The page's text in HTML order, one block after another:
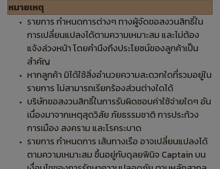
หมายเหตุ
รายการ กำหนดการต่างๆ ทางผู้จัดขอสงวนสิทธิ์ใน
การเปลี่ยนแปลงได้ตามความเหมาะสม และไม่ต้อง
แจ้งล่วงหน้า โดยคำนึงถึงประโยชน์ของลูกค้าเป็น
สำคัญ
หากลูกค้า มิได้ใช้สิ่งอำนวยความสะดวกใดที่รวมอยู่ใน
รายการ ไม่สามารถเรียกร้องส่วนต่างใดได้
บริษัทขอสงวนสิทธิ์ในการรับผิดชอบค่าใช้จ่ายใดๆ อัน
เนื่องมาจากเหตุสุดวิสัย ภัยธรรมชาติ การประท้วง
การเมือง สงคราม และโรคระบาด
รายการ กำหนดการ เส้นทางเรือ อาจเปลี่ยนแปลงได้
ตามความเหมาะสม ขึ้นอยู่กับดุลยพินิจ Captain บน